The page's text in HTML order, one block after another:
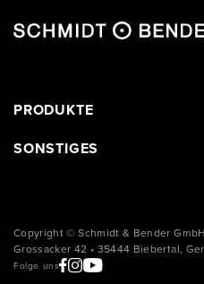
PRODUKTE
SONSTIGES
Copyright © Schmidt & Bender
Grossacker 42 • 35444 Biebertal,
Folge uns